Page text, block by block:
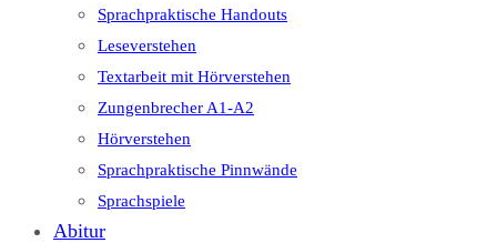
Sprachpraktische Handouts
Leseverstehen
Textarbeit mit Hörverstehen
Zungenbrecher A1-A2
Hörverstehen
Sprachpraktische Pinnwände
Sprachspiele
Abitur